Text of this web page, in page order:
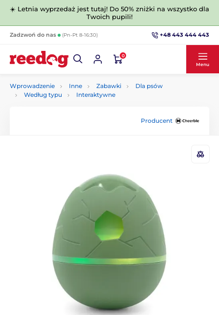
☀️ Letnia wyprzedaż jest tutaj! Do 50% zniżki na wszystko dla
Twoich pupili!
Zadzwoń do nas (Pn-Pt 8-16:30) +48 443 444 443
0
Menu
Wprowadzenie Inne Zabawki
Dla psów
Według typu
Interaktywne
Producent